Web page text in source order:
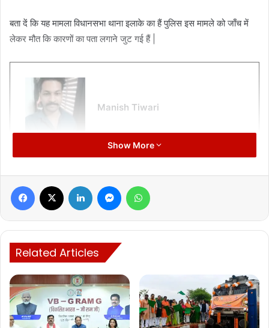
बता दें कि यह मामला विधानसभा थाना इलाके का हैं पुलिस इस मामले को जाँच में
लेकर मौत कि कारणों का पता लगाने जुट गई हैं |
Manish Tiwari
Show More
Facebook LinkedIn Messenger
Related Articles